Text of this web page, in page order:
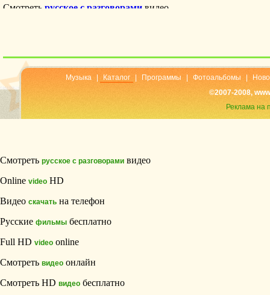
Музыка Каталог Программы Фотоальбомы
©2007-2008,
Реклама на
Смотреть русское с разговорами видео
Online video HD
Видео скачать на телефон
Русские фильмы бесплатно
Full HD video online
Смотреть видео онлайн
Смотреть HD видео бесплатно